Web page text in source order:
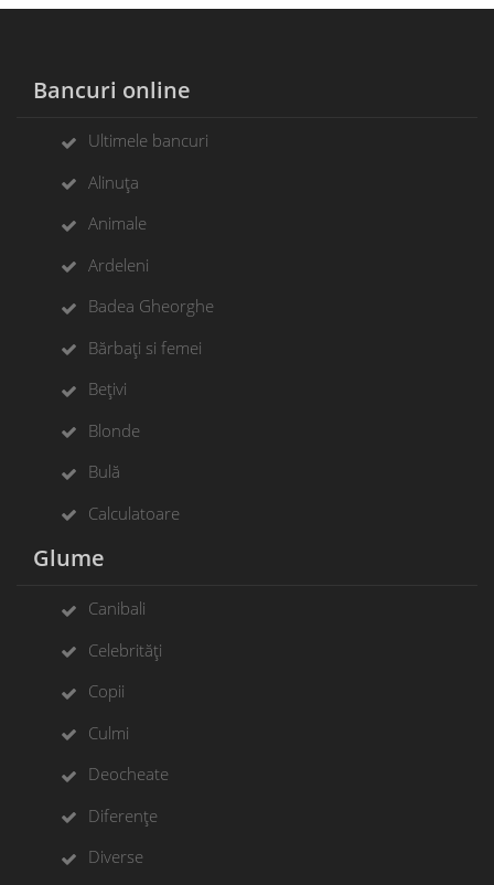
Bancuri online
Ultimele bancuri
Alinuța
Animale
Ardeleni
Badea Gheorghe
Bărbați si femei
Bețivi
Blonde
Bulă
Calculatoare
Glume
Canibali
Celebrități
Copii
Culmi
Deocheate
Diferențe
Diverse